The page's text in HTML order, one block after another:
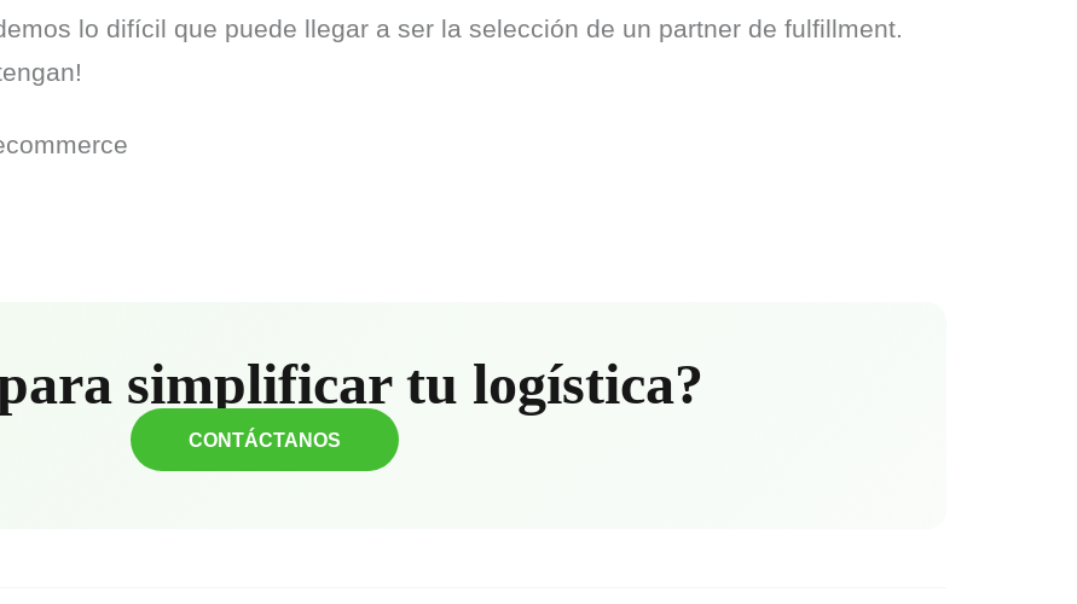
lo difícil que puede llegar a ser la selección de un partner de fulfillment.
simplificar tu logística?
CONTÁCTANOS